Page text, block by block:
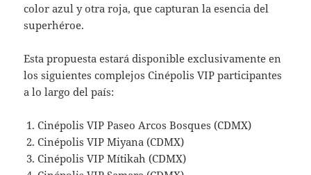
color azul y otra roja, que capturan la esencia del
superhéroe.
Esta propuesta estará disponible exclusivamente en
los siguientes complejos Cinépolis VIP participantes
a lo largo del país:
Cinépolis VIP Paseo Arcos Bosques (CDMX)
Cinépolis VIP Miyana (CDMX)
Cinépolis VIP Mítikah (CDMX)